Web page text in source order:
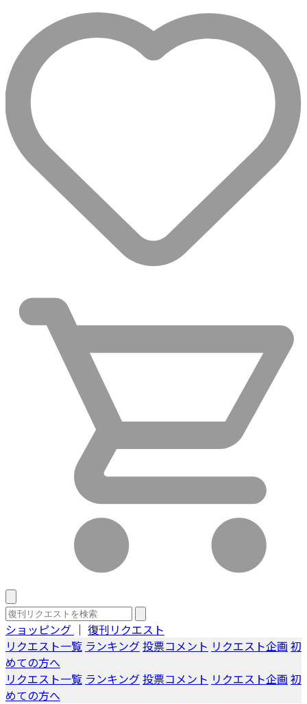
ショッピング ｜ 復刊リクエスト
リクエスト一覧 ランキング投票コメント リクエスト企画 初
めての方へ
リクエスト一覧 ランキング投票コメント リクエスト企画 初
めての方へ